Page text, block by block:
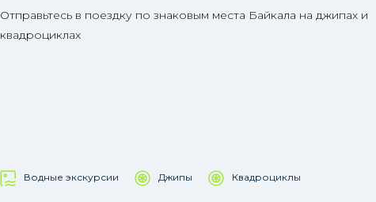
Отправьтесь в поездку по знаковым места Байкала на джипах и
квадроциклах
Водные экскурсии Джипы Квадроциклы